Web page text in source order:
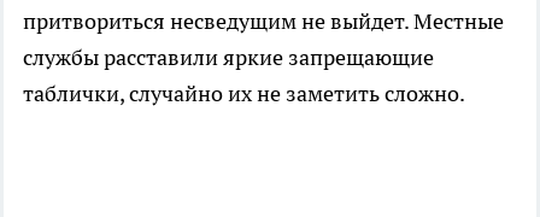
притвориться несведущим не выйдет. Местные
службы расставили яркие запрещающие
таблички, случайно их не заметить сложно.